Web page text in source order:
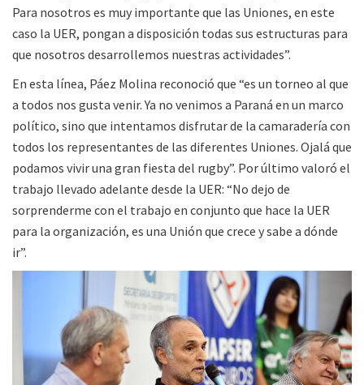
Para nosotros es muy importante que las Uniones, en este
caso la UER, pongan a disposición todas sus estructuras para
que nosotros desarrollemos nuestras actividades”.
En esta línea, Páez Molina reconoció que “es un torneo al que
a todos nos gusta venir. Ya no venimos a Paraná en un marco
político, sino que intentamos disfrutar de la camaradería con
todos los representantes de las diferentes Uniones. Ojalá que
podamos vivir una gran fiesta del rugby”. Por último valoró el
trabajo llevado adelante desde la UER: “No dejo de
sorprenderme con el trabajo en conjunto que hace la UER
para la organización, es una Unión que crece y sabe a dónde
ir”.